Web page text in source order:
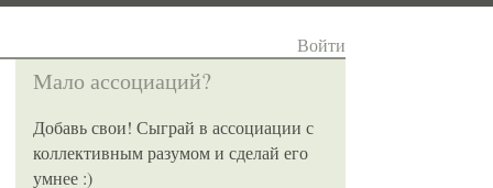
Войти
Мало ассоциаций?
Добавь свои! Сыграй в ассоциации с
коллективным разумом и сделай его
умнее :)